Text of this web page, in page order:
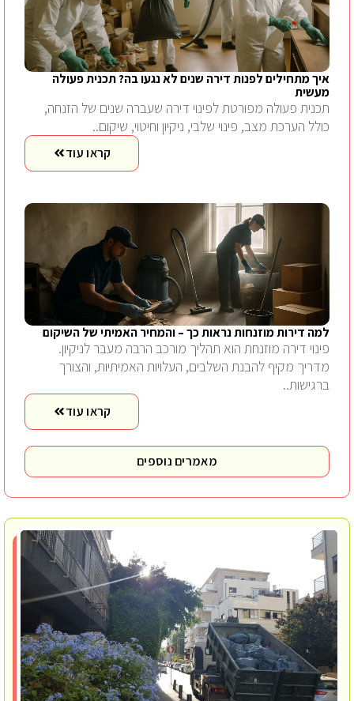
איך מתחילים לפנות דירה שנים לא נגעו בה? תכנית פעולה
מעשית
תכנית פעולה מפורטת לפינוי דירה שעברה שנים של הזנחה,
כולל הערכת מצב, פינוי שלבי, ניקיון וחיטוי, שיקום..
קראו עוד
למה דירות מוזנחות נראות כך – והמחיר האמיתי של השיקום
פינוי דירה מוזנחת הוא תהליך מורכב הרבה מעבר לניקיון.
מדריך מקיף להבנת השלבים, העלויות האמיתיות, והצורך
ברגישות..
קראו עוד
מאמרים נוספים